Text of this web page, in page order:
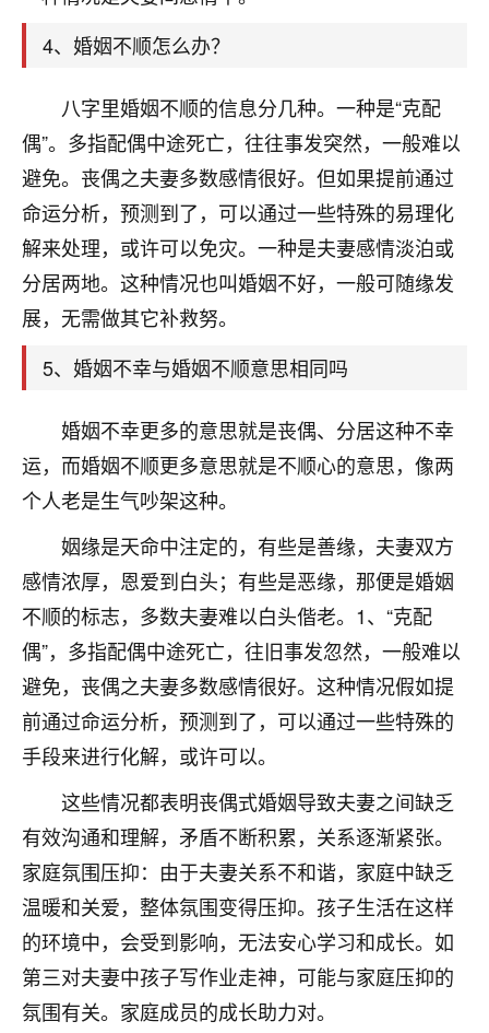
4、婚姻不顺怎么办？
八字里婚姻不顺的信息分几种。一种是“克配
偶”。多指配偶中途死亡，往往事发突然，一般难以
避免。丧偶之夫妻多数感情很好。但如果提前通过
命运分析，预测到了，可以通过一些特殊的易理化
解来处理，或许可以免灾。一种是夫妻感情淡泊或
分居两地。这种情况也叫婚姻不好，一般可随缘发
展，无需做其它补救努。
5、婚姻不幸与婚姻不顺意思相同吗
婚姻不幸更多的意思就是丧偶、分居这种不幸
运，而婚姻不顺更多意思就是不顺心的意思，像两
个人老是生气吵架这种。
姻缘是天命中注定的，有些是善缘，夫妻双方
感情浓厚，恩爱到白头；有些是恶缘，那便是婚姻
不顺的标志，多数夫妻难以白头偕老。1、“克配
偶”，多指配偶中途死亡，往旧事发忽然，一般难以
避免，丧偶之夫妻多数感情很好。这种情况假如提
前通过命运分析，预测到了，可以通过一些特殊的
手段来进行化解，或许可以。
这些情况都表明丧偶式婚姻导致夫妻之间缺乏
有效沟通和理解，矛盾不断积累，关系逐渐紧张。
家庭氛围压抑：由于夫妻关系不和谐，家庭中缺乏
温暖和关爱，整体氛围变得压抑。孩子生活在这样
的环境中，会受到影响，无法安心学习和成长。如
第三对夫妻中孩子写作业走神，可能与家庭压抑的
氛围有关。家庭成员的成长助力对。
师，一开始我是病急乱投医，这半年来，法事一个个
做完，我女儿跟变了个人一样，不期望她能考多好的
大学，只要能安安稳稳的把书读了，身体心理都健健
鹿森：可怜天下父母心啊！
3小时前 来自河北 16
付深
我是公司人事调整，有升迁机会，但同时竞争的我们
三个，找老师的时候是抱着侥幸心理，没想到老师看
着我晋升有望，我半信半疑的按照老师建议，做了化
后，我以为都没戏了，结果开年一上班，开会提拔升
3000，非常开心，无论如何，感恩感谢！🙏🏻
鹿森：恭喜升职加薪！！，请客吗？�
12小时前 来自北京
心心相印
我身体不太好，总是病病殃殃的，去检查又没什么大
问题，反正就是不舒服。中医西医看遍了，找不到问
题，后来无意中看到有人推荐慧来老师，跟老师聊过
之后，心情豁然开朗，也听老师建议，处理了一些因
果问题。今年以来，身体比以前好多，主要是心情好
了，老师说境随心转，现在深有体会了。
鹿森 ：是的，其实跟老师聊过之后，最大的感
触，首先就是心态会变好，万般皆是命，半点
不由人！
1天前 来自四川 9
金白水清
我也想找老师看看，有没有人给个联系方式的啊？
鹿森 ：慧来老师微信：gjsy0624